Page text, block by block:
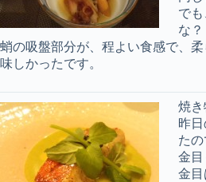
で
な？
蛸の吸盤部分が、程よい食感で、
味しかったです。
焼
昨
た
金目
金